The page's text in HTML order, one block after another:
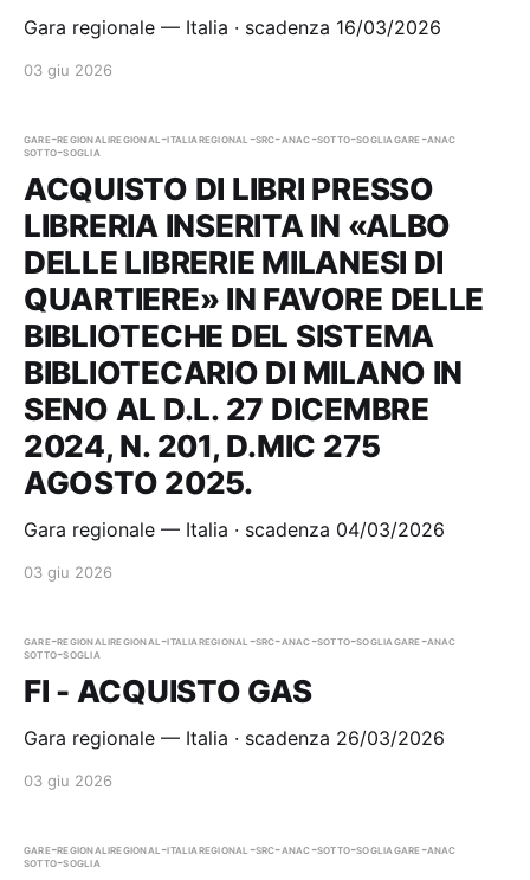
Gara regionale — Italia · scadenza 16/03/2026
03 giu 2026
gare-regionaliregional-italiaregional-src-anac-sotto-sogliagare-anac
sotto-soglia
ACQUISTO DI LIBRI PRESSO
LIBRERIA INSERITA IN «ALBO
DELLE LIBRERIE MILANESI DI
QUARTIERE» IN FAVORE DELLE
BIBLIOTECHE DEL SISTEMA
BIBLIOTECARIO DI MILANO IN
SENO AL D.L. 27 DICEMBRE
2024, N. 201, D.MIC 275
AGOSTO 2025.
Gara regionale — Italia · scadenza 04/03/2026
03 giu 2026
gare-regionaliregional-italiaregional-src-anac-sotto-sogliagare-anac
sotto-soglia
FI - ACQUISTO GAS
Gara regionale — Italia · scadenza 26/03/2026
03 giu 2026
gare-regionaliregional-italiaregional-src-anac-sotto-sogliagare-anac
sotto-soglia